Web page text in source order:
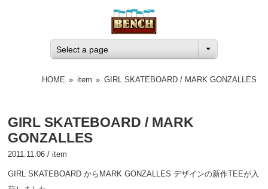
Select a page
HOME » item » GIRL SKATEBOARD / MARK GONZALLES
GIRL SKATEBOARD / MARK
GONZALLES
2011.11.06 / item
GIRL SKATEBOARD からMARK GONZALLES デザインの新作TEEが入